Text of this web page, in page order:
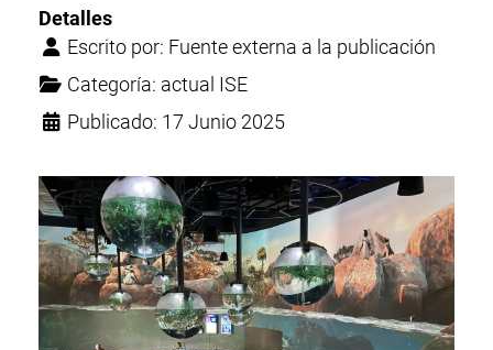
Detalles
Escrito por: Fuente externa a la publicación
Categoría: actual ISE
Publicado: 17 Junio 2025